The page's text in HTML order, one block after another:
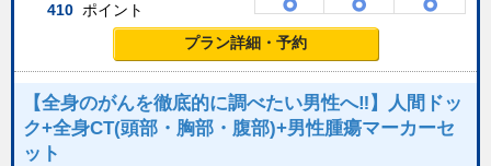
410 ポイント
プラン詳細・予約
【全身のがんを徹底的に調べたい男性へ‼】人間ドッ
ク+全身CT(頭部・胸部・腹部)+男性腫瘍マーカーセ
ット